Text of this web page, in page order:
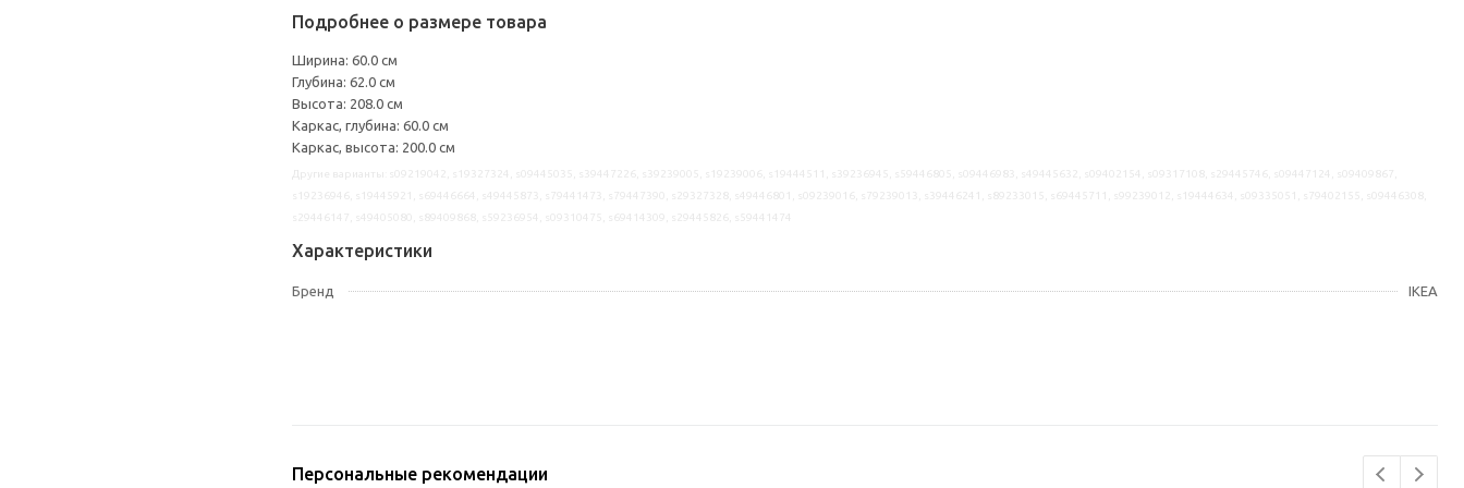
Подробнее о размере товара
Ширина: 60.0 см
Глубина: 62.0 см
Высота: 208.0 см
Каркас, глубина: 60.0 см
Каркас, высота: 200.0 см
Характеристики
Бренд IKEA
Персональные рекомендации